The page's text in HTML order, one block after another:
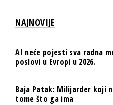
NAJNOVIJE
AI neće pojesti sva radna
poslovi u Evropi u 2026.
Baja Patak: Milijarder koji
tome što ga ima